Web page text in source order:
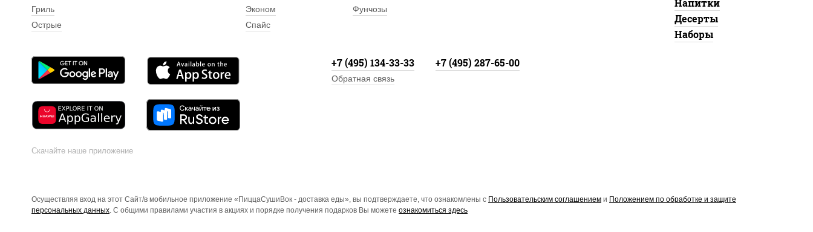
Гриль
Острые
Эконом
Спайс
Фунчозы
Напитки
Десерты
Наборы
Скачайте наше приложение
+7 (495) 134-33-33 +7 (495) 287-65-00
Обратная связь
Осуществляя вход на этот Сайт/в мобильное приложение «ПиццаСушиВок - доставка еды», вы подтверждаете, что ознакомлены с Пользовательским соглашением и Положением по обработке и защите
персональных данных. С общими правилами участия в акциях и порядке получения подарков Вы можете ознакомиться здесь